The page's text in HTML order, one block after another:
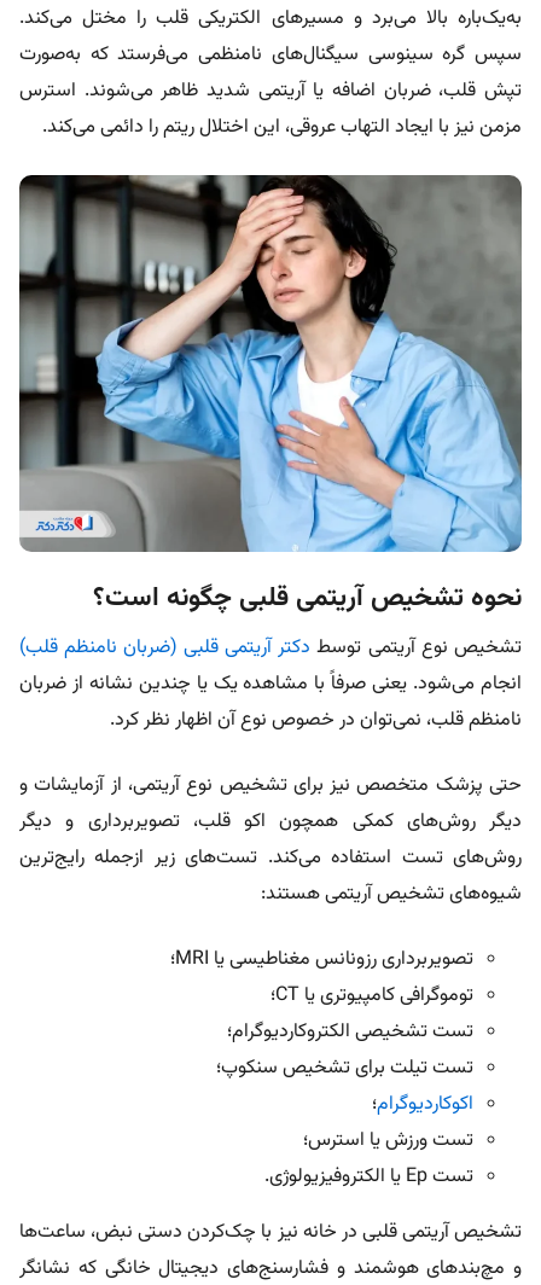
به‌یک‌باره بالا می‌برد و مسیرهای الکتریکی قلب را مختل می‌کند.
سپس گره سینوسی سیگنال‌های نامنظمی می‌فرستد که به‌صورت
تپش قلب، ضربان اضافه یا آریتمی‌ شدید ظاهر می‌شوند. استرس
مزمن نیز با ایجاد التهاب عروقی، این اختلال ریتم را دائمی می‌کند.
نحوه تشخیص آریتمی قلبی چگونه است؟
تشخیص نوع آریتمی توسط دکتر آریتمی قلبی (ضربان نامنظم قلب)
انجام می‌شود. یعنی صرفاً با مشاهده یک یا چندین نشانه از ضربان
نامنظم قلب، نمی‌توان در خصوص نوع آن اظهار نظر کرد.
حتی پزشک متخصص نیز برای تشخیص نوع آریتمی، از آزمایشات و
دیگر روش‌های کمکی همچون اکو قلب، تصویربرداری و دیگر
روش‌های تست استفاده می‌کند. تست‌های زیر ازجمله رایج‌ترین
شیوه‌های تشخیص آریتمی هستند:
تصویربرداری رزونانس مغناطیسی یا MRI؛
توموگرافی کامپیوتری یا CT؛
تست تشخیصی الکتروکاردیوگرام؛
تست تیلت برای تشخیص سنکوپ؛
اکوکاردیوگرام؛
تست ورزش یا استرس؛
تست Ep یا الکتروفیزیولوژی.
تشخیص آریتمی قلبی در خانه نیز با چک‌کردن دستی نبض، ساعت‌ها
و مچ‌بندهای هوشمند و فشارسنج‌های دیجیتال خانگی که نشانگر